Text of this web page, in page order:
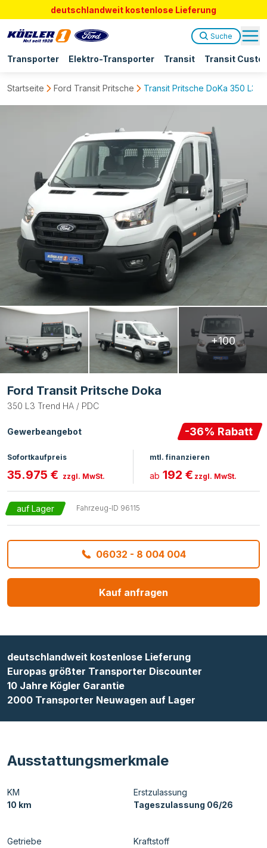
deutschlandweit kostenlose Lieferung
Transporter Elektro-Transporter Transit Transit
Suche
Startseite Ford Transit Pritsche Transit Pritsche DoKa 350 L3
+100
Ford Transit Pritsche Doka
350 L3 Trend HA / PDC
Gewerbeangebot -36% Rabatt
Sofortkaufpreis
35.975 € zzgl. MwSt.
mtl. finanzieren
ab 192 € zzgl. MwSt.
auf Lager Fahrzeug-ID 96115
06032 - 8 004 004
Kauf anfragen
deutschlandweit kostenlose Lieferung
Europas größter Transporter Discounter
10 Jahre Kögler Garantie
2000 Transporter Neuwagen auf Lager
Ausstattungsmerkmale
KM
10 km
Erstzulassung
Tageszulassung 06/26
Getriebe
Kraftstoff